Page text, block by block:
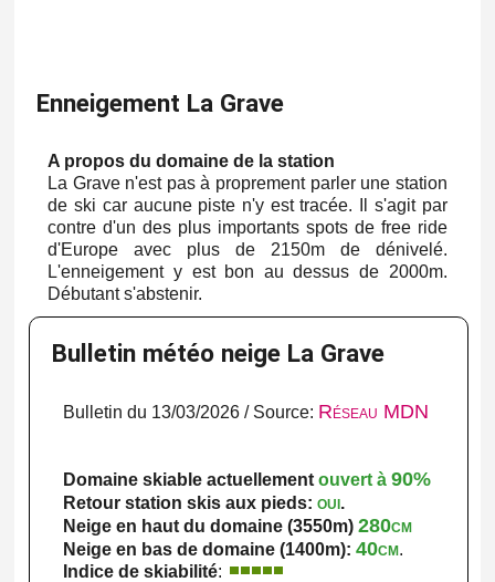
Enneigement La Grave
A propos du domaine de la station
La Grave n'est pas à proprement parler une station
de ski car aucune piste n'y est tracée. Il s'agit par
contre d'un des plus importants spots de free ride
d'Europe avec plus de 2150m de dénivelé.
L'enneigement y est bon au dessus de 2000m.
Débutant s'abstenir.
Bulletin météo neige La Grave
Bulletin du 13/03/2026 / Source: Réseau MDN
Domaine skiable actuellementouvert à90%
Retour station skis aux pieds:oui.
Neige en haut du domaine (3550m)280cm
Neige en bas de domaine (1400m):40cm.
Indice de skiabilité: